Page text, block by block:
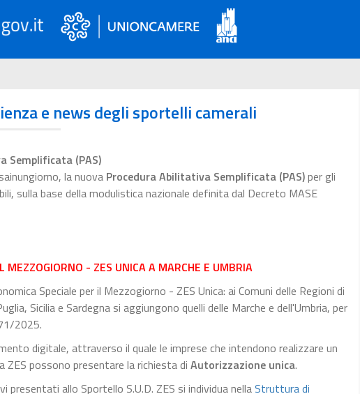
e news degli sportelli camerali
Semplificata (PAS)
la nuova Procedura Abilitativa Semplificata (PAS)per gli
sulla base della modulistica nazionale definita dal Decreto MASE
MEZZOGIORNO - ZES UNICA A MARCHE E UMBRIA
Speciale per il Mezzogiorno - ZES Unica: ai Comuni delle Regioni di
Sicilia e Sardegna si aggiungono quelli delle Marche e dell'Umbria, per
2025.
digitale, attraverso il quale le imprese che intendono realizzare un
possono presentare la richiesta di Autorizzazione unica.
allo Sportello S.U.D. ZES si individua nellaStruttura di